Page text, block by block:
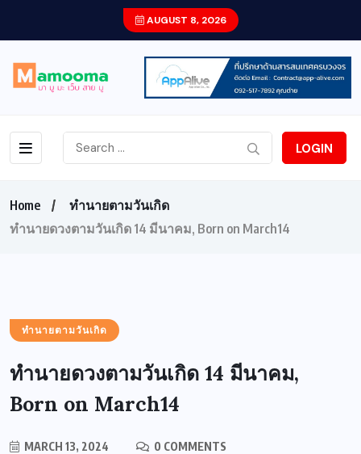
AUGUST 8, 2026
LOGIN
Home
ทำนายตามวันเกิด
ทำนายดวงตามวันเกิด 14 มีนาคม, Born on March14
ทำนายตามวันเกิด
ทำนายดวงตามวันเกิด 14 มีนาคม,
Born on March14
MARCH 13, 2024
0 COMMENTS